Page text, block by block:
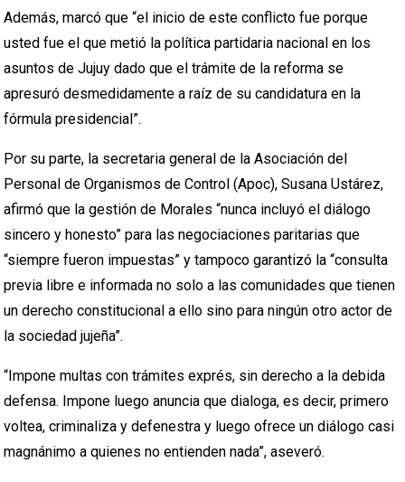
Además, marcó que “el inicio de este conflicto fue porque
usted fue el que metió la política partidaria nacional en los
asuntos de Jujuy dado que el trámite de la reforma se
apresuró desmedidamente a raíz de su candidatura en la
fórmula presidencial”.
Por su parte, la secretaria general de la Asociación del
Personal de Organismos de Control (Apoc), Susana Ustárez,
afirmó que la gestión de Morales “nunca incluyó el diálogo
sincero y honesto” para las negociaciones paritarias que
“siempre fueron impuestas” y tampoco garantizó la “consulta
previa libre e informada no solo a las comunidades que tienen
un derecho constitucional a ello sino para ningún otro actor de
la sociedad jujeña”.
“Impone multas con trámites exprés, sin derecho a la debida
defensa. Impone luego anuncia que dialoga, es decir, primero
voltea, criminaliza y defenestra y luego ofrece un diálogo casi
magnánimo a quienes no entienden nada”, aseveró.